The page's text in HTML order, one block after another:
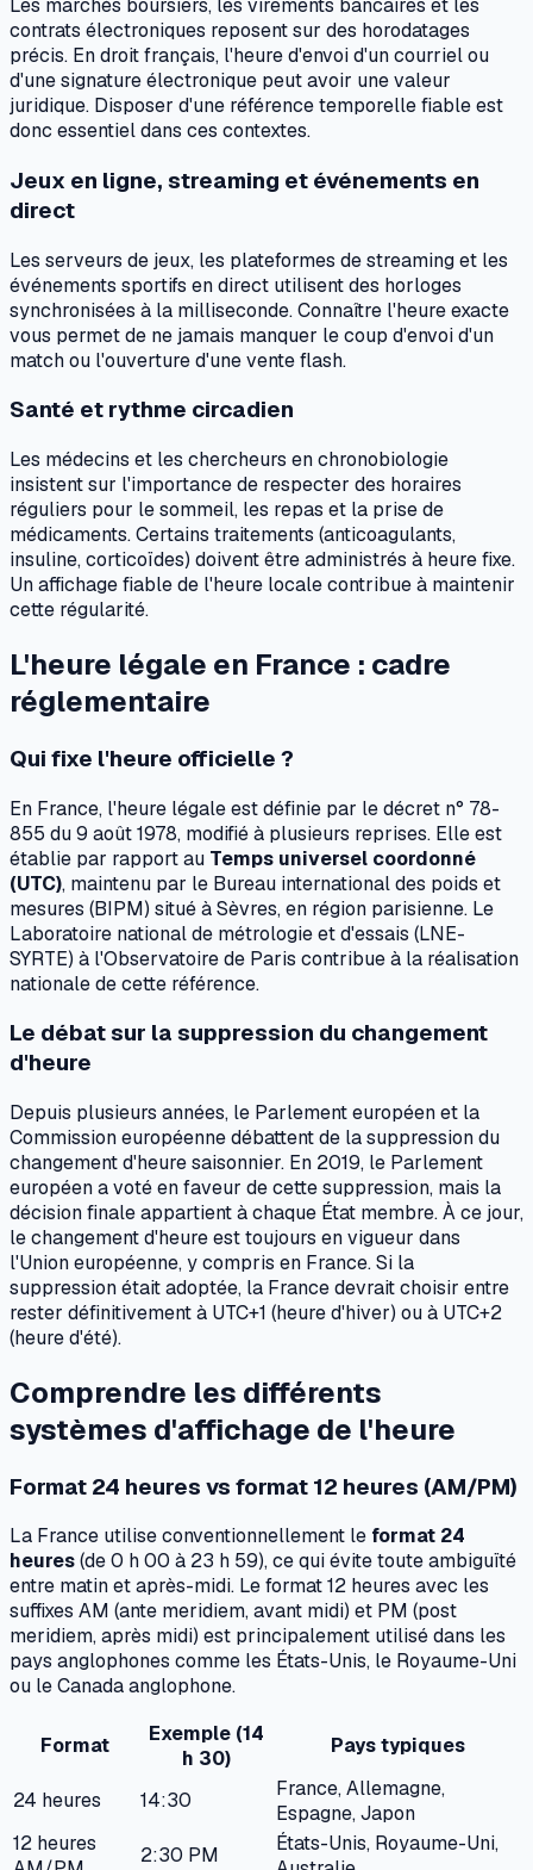
Les marchés boursiers, les virements bancaires et les
contrats électroniques reposent sur des horodatages
précis. En droit français, l'heure d'envoi d'un courriel ou
d'une signature électronique peut avoir une valeur
juridique. Disposer d'une référence temporelle fiable est
donc essentiel dans ces contextes.
Jeux en ligne, streaming et événements en
direct
Les serveurs de jeux, les plateformes de streaming et les
événements sportifs en direct utilisent des horloges
synchronisées à la milliseconde. Connaître l'heure exacte
vous permet de ne jamais manquer le coup d'envoi d'un
match ou l'ouverture d'une vente flash.
Santé et rythme circadien
Les médecins et les chercheurs en chronobiologie
insistent sur l'importance de respecter des horaires
réguliers pour le sommeil, les repas et la prise de
médicaments. Certains traitements (anticoagulants,
insuline, corticoïdes) doivent être administrés à heure fixe.
Un affichage fiable de l'heure locale contribue à maintenir
cette régularité.
L'heure légale en France : cadre
réglementaire
Qui fixe l'heure officielle ?
En France, l'heure légale est définie par le décret n° 78-
855 du 9 août 1978, modifié à plusieurs reprises. Elle est
établie par rapport au Temps universel coordonné
(UTC), maintenu par le Bureau international des poids et
mesures (BIPM) situé à Sèvres, en région parisienne. Le
Laboratoire national de métrologie et d'essais (LNE-
SYRTE) à l'Observatoire de Paris contribue à la réalisation
nationale de cette référence.
Le débat sur la suppression du changement
d'heure
Depuis plusieurs années, le Parlement européen et la
Commission européenne débattent de la suppression du
changement d'heure saisonnier. En 2019, le Parlement
européen a voté en faveur de cette suppression, mais la
décision finale appartient à chaque État membre. À ce jour,
le changement d'heure est toujours en vigueur dans
l'Union européenne, y compris en France. Si la
suppression était adoptée, la France devrait choisir entre
rester définitivement à UTC+1 (heure d'hiver) ou à UTC+2
(heure d'été).
Comprendre les différents
systèmes d'affichage de l'heure
Format 24 heures vs format 12 heures (AM/PM)
La France utilise conventionnellement le format 24
heures(de 0 h 00 à 23 h 59), ce qui évite toute ambiguïté
entre matin et après-midi. Le format 12 heures avec les
suffixes AM (ante meridiem, avant midi) et PM (post
meridiem, après midi) est principalement utilisé dans les
pays anglophones comme les États-Unis, le Royaume-Uni
ou le Canada anglophone.
Format
Exemple (14
h 30)
Pays typiques
24 heures 14:30
France, Allemagne,
Espagne, Japon
12 heures
2:30 PM
États-Unis, Royaume-Uni,